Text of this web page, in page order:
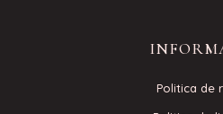
Politica de